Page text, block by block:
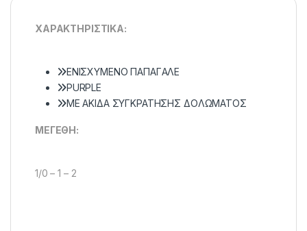
XAPAKTHPIΣTIKA:
ENIΣXYMENO ΠAΠAΓAΛE
PURPLE
ME AKIΔA ΣYΓKPATHΣHΣ ΔOΛΩMATOΣ
MEΓEΘH:
1/0 – 1 – 2